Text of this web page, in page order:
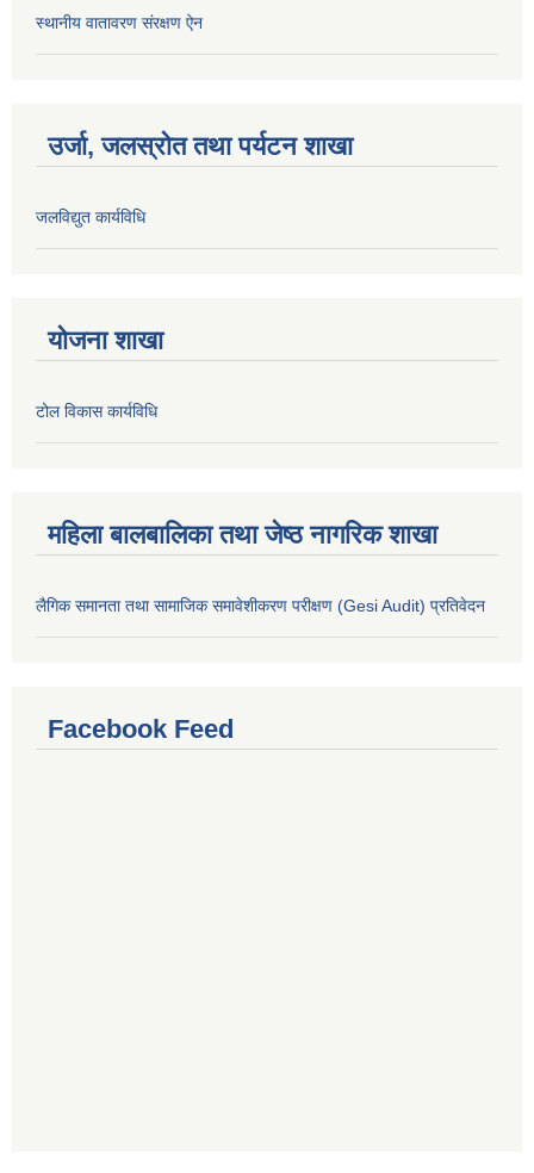
स्थानीय वातावरण संरक्षण ऐन
उर्जा, जलस्रोत तथा पर्यटन शाखा
जलविद्युत कार्यविधि
योजना शाखा
टोल विकास कार्यविधि
महिला बालबालिका तथा जेष्ठ नागरिक शाखा
लैगिक समानता तथा सामाजिक समावेशीकरण परीक्षण (Gesi Audit) प्रतिवेदन
Facebook Feed